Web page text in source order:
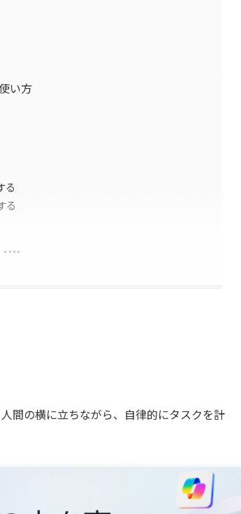
い方
る
る
間の横に立ちながら、自律的にタスクを計